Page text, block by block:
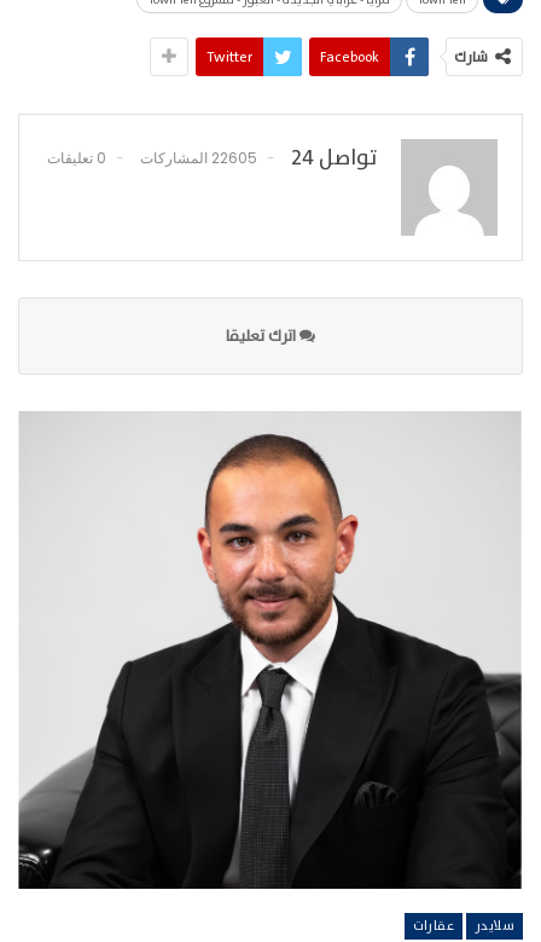
شارك Facebook
Twitter
تواصل 24 22605 المشاركات 0 تعليقات
اترك تعليقا
سلايدر عقارات